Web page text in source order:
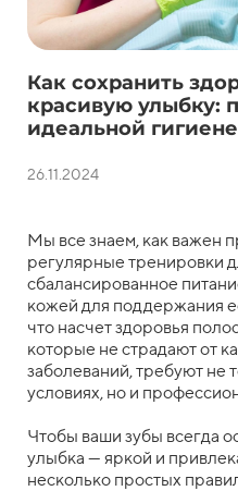
Как сохранить
красивую улыбку:
идеальной гигиене
26.11.2024
Мы все знаем, как важен
регулярные тренировки
сбалансированное
кожей для поддержания
что насчет здоровья
которые не страдают от
заболеваний, требуют не
условиях, но и
Чтобы ваши зубы всегда
улыбка — яркой и
несколько простых